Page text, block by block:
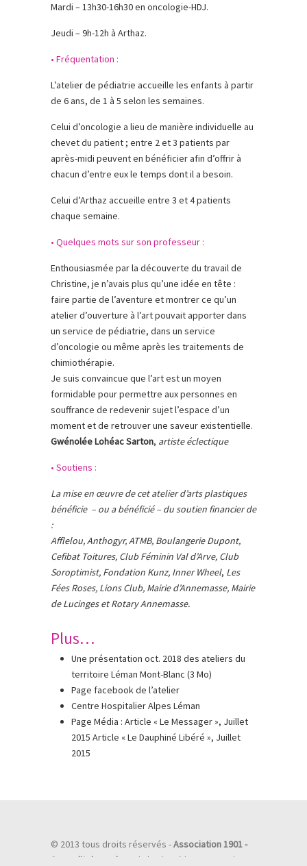
Mardi – 13h30-16h30 en oncologie-HDJ.
Jeudi – 9h-12h à Arthaz.
• Fréquentation :
L’atelier de pédiatrie accueille les enfants à partir
de 6 ans, de 1 à 5 selon les semaines.
Celui d’oncologie a lieu de manière individuelle au
chevet du patient ; entre 2 et 3 patients par
après-midi peuvent en bénéficier afin d’offrir à
chacun d’entre eux le temps dont il a besoin.
Celui d’Arthaz accueille entre 3 et 4 patients
chaque semaine.
• Quelques mots sur son professeur :
Enthousiasmée par la découverte du travail de
Christine, je n’avais plus qu’une idée en tête :
faire partie de l’aventure et montrer ce qu’un
atelier d’ouverture à l’art pouvait apporter dans
un service de pédiatrie, dans un service
d’oncologie ou même après les traitements de
chimiothérapie.
Je suis convaincue que l’art est un moyen
formidable pour permettre aux personnes en
souffrance de redevenir sujet l’espace d’un
moment et de retrouver une saveur existentielle.
Gwénolée Lohéac Sarton, artiste éclectique
• Soutiens :
La mise en œuvre de cet atelier d’arts plastiques
bénéficie – ou a bénéficié – du soutien financier de
:
Afflelou, Anthogyr, ATMB, Boulangerie Dupont,
Cefibat Toitures, Club Féminin Val d’Arve, Club
Soroptimist, Fondation Kunz, Inner Wheel, Les
Fées Roses, Lions Club, Mairie d’Annemasse, Mairie
de Lucinges et Rotary Annemasse.
Plus…
Une présentation oct. 2018 des ateliers du
territoire Léman Mont-Blanc (3 Mo)
Page facebook de l’atelier
Centre Hospitalier Alpes Léman
Page Média : Article « Le Messager », Juillet
2015 Article « Le Dauphiné Libéré », Juillet
2015
© 2013 tous droits réservés -Association 1901 -
Sur un lit de couleurs
| Flux (RSS) | Commentaires